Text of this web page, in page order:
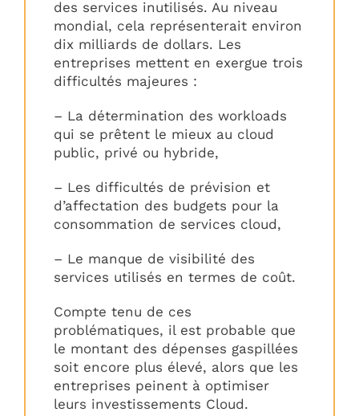
des services inutilisés. Au niveau
mondial, cela représenterait environ
dix milliards de dollars. Les
entreprises mettent en exergue trois
difficultés majeures :
– La détermination des workloads
qui se prêtent le mieux au cloud
public, privé ou hybride,
– Les difficultés de prévision et
d’affectation des budgets pour la
consommation de services cloud,
– Le manque de visibilité des
services utilisés en termes de coût.
Compte tenu de ces
problématiques, il est probable que
le montant des dépenses gaspillées
soit encore plus élevé, alors que les
entreprises peinent à optimiser
leurs investissements Cloud.